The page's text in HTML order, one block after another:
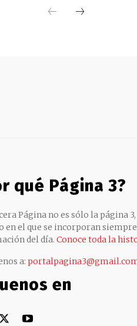
qué Página 3?
Página no es sólo la página
en el que se incorporan
del día. Conoce toda la
a:
en